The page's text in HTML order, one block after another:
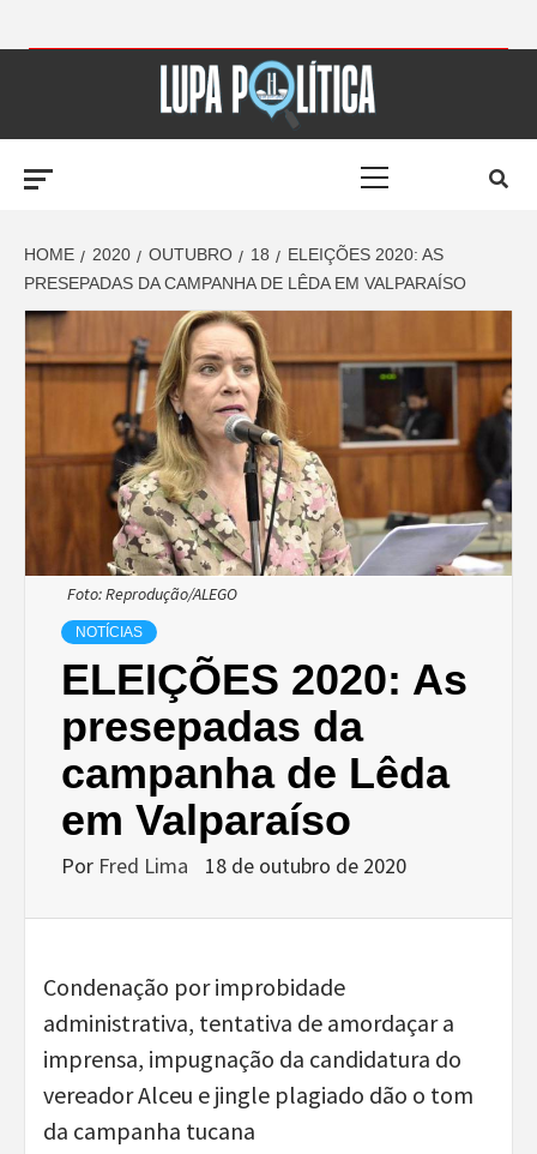
LUPA
POLÍTICA –
AMPLIANDO A
NOTÍCIA
HOME 2020 OUTUBRO 18
ELEIÇÕES 2020: AS
PRESEPADAS DA CAMPANHA DE LÊDA EM VALPARAÍSO
Foto: Reprodução/ALEGO
NOTÍCIAS
ELEIÇÕES 2020: As
presepadas da
campanha de Lêda
em Valparaíso
Por Fred Lima 18 de outubro de 2020
Condenação por improbidade
administrativa, tentativa de amordaçar a
imprensa, impugnação da candidatura do
vereador Alceu e jingle plagiado dão o tom
da campanha tucana